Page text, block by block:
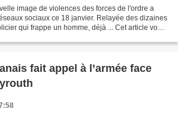
image de violences des forces de l'ordre a
sociaux ce 18 janvier. Relayée des dizaines
qui frappe un homme, déjà ... Cet article vous
fait appel à l’armée face